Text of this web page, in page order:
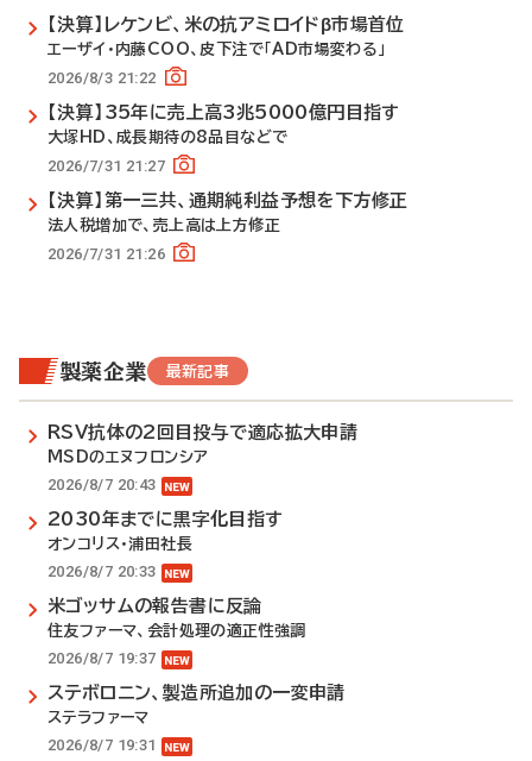
【決算】レケンビ、米の抗アミロイドβ市場首位
エーザイ・内藤COO、皮下注で「AD市場変わる」
2026/8/3 21:22
【決算】35年に売上高3兆5000億円目指す
大塚HD、成長期待の8品目などで
2026/7/31 21:27
【決算】第一三共、通期純利益予想を下方修正
法人税増加で、売上高は上方修正
2026/7/31 21:26
製薬企業 最新記事
RSV抗体の2回目投与で適応拡大申請
MSDのエヌフロンシア
2026/8/7 20:43
2030年までに黒字化目指す
オンコリス・浦田社長
2026/8/7 20:33
米ゴッサムの報告書に反論
住友ファーマ、会計処理の適正性強調
2026/8/7 19:37
ステボロニン、製造所追加の一変申請
ステラファーマ
2026/8/7 19:31